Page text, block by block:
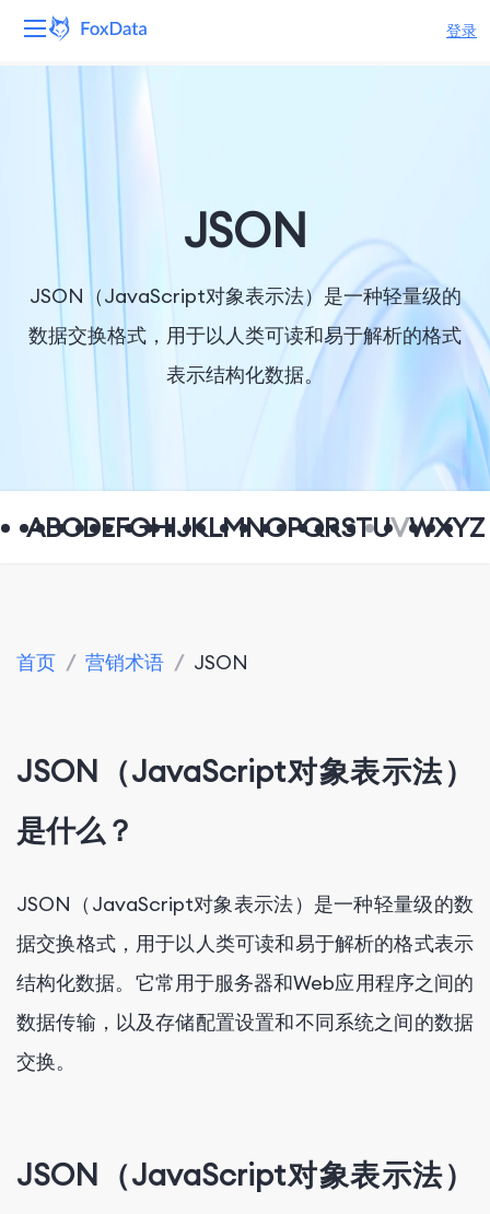
登录
解决方案 JSON
JSON（JavaScript对象表示法）是一种轻量级的
数据交换格式，用于以人类可读和易于解析的格式
表示结构化数据。
ABCDEFGHIJKLMNOPQRSTUVWXYZ
首页 / 营销术语 / JSON
JSON（JavaScript对象表示法）
是什么？
JSON（JavaScript对象表示法）是一种轻量级的数
据交换格式，用于以人类可读和易于解析的格式表示
结构化数据。它常用于服务器和Web应用程序之间的
数据传输，以及存储配置设置和不同系统之间的数据
交换。
JSON（JavaScript对象表示法）